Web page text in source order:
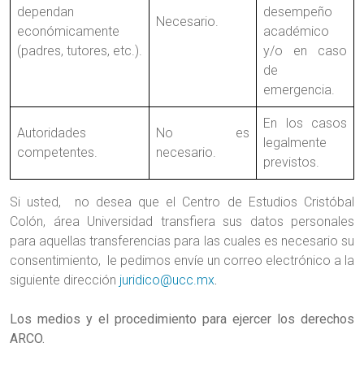
dependan
económicamente
(padres, tutores, etc.).
Necesario.
desempeño
académico
y/o en caso
de
emergencia.
Autoridades
competentes.
No es
necesario.
En los casos
legalmente
previstos.
Si usted, no desea que el Centro de Estudios Cristóbal
Colón, área Universidad transfiera sus datos personales
para aquellas transferencias para las cuales es necesario su
consentimiento, le pedimos envíe un correo electrónico a la
siguiente dirección juridico@ucc.mx.
Los medios y el procedimiento para ejercer los derechos
ARCO.